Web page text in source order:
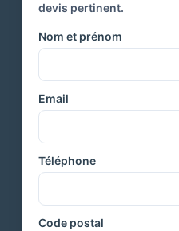
devis pertinent.
Nom et prénom
Email
Téléphone
Code postal